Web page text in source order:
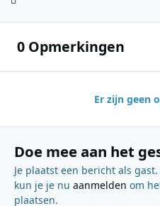
0 Opmerkingen
Er zijn geen
Doe mee aan het
Je plaatst een bericht als
kun je je nu aanmelden om
plaatsen.